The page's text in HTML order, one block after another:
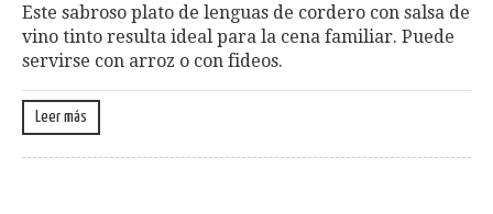
Este sabroso plato de lenguas de cordero con salsa de
vino tinto resulta ideal para la cena familiar. Puede
servirse con arroz o con fideos.
Leer más